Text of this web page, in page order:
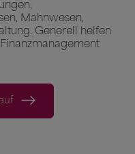
Mahnwesen,
Generell helfen